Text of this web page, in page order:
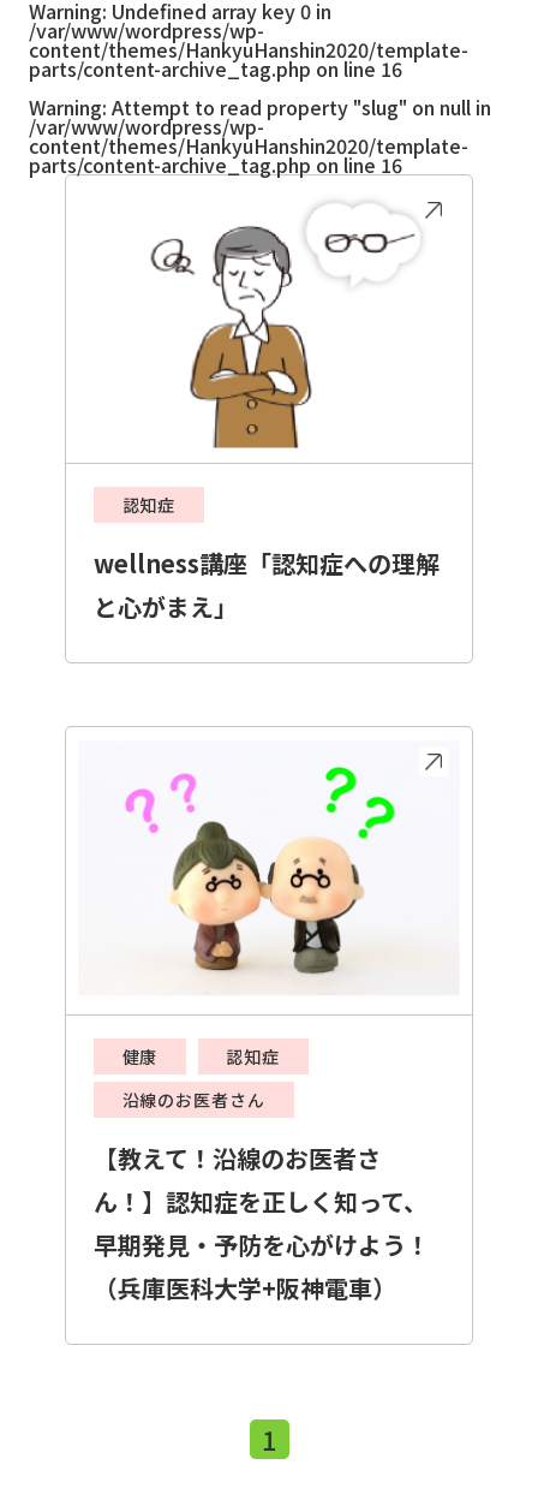
Warning: Undefined array key 0 in
/var/www/wordpress/wp-
content/themes/HankyuHanshin2020/template-
parts/content-archive_tag.php on line 16
Warning: Attempt to read property "slug" on null in
/var/www/wordpress/wp-
content/themes/HankyuHanshin2020/template-
parts/content-archive_tag.php on line 16
認知症
wellness講座「認知症への理解
と心がまえ」
健康
認知症
沿線のお医者さん
【教えて！沿線のお医者さ
ん！】認知症を正しく知って、
早期発見・予防を心がけよう！
（兵庫医科大学+阪神電車）
1